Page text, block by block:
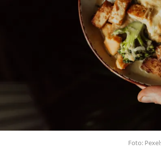
Foto: